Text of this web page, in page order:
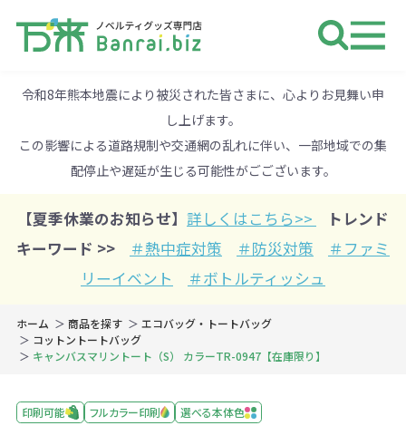
令和8年熊本地震により被災された皆さまに、心よりお見舞い申
し上げます。
この影響による道路規制や交通網の乱れに伴い、一部地域での集
配停止や遅延が生じる可能性がごございます。
【夏季休業のお知らせ】 詳しくはこちら>>
トレンド
キーワード >>
＃熱中症対策 ＃防災対策
＃ファミ
リーイベント
＃ボトルティッシュ
ホーム 商品を探す
エコバッグ・トートバッグ
コットントートバッグ
キャンバスマリントート（S） カラーTR-0947【在庫限り】
印刷可能 フルカラー印刷 選べる本体色